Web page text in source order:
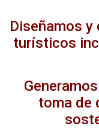
Diseñamos
turísticos
toma de